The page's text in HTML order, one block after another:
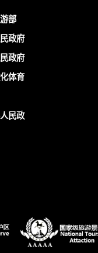
部
政府
政府
体育
民政